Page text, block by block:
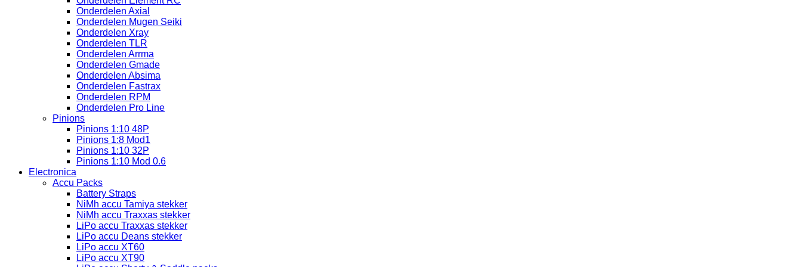
Onderdelen Axial
Onderdelen Mugen Seiki
Onderdelen Xray
Onderdelen TLR
Onderdelen Arrma
Onderdelen Gmade
Onderdelen Absima
Onderdelen Fastrax
Onderdelen RPM
Onderdelen Pro Line
Pinions
Pinions 1:10 48P
Pinions 1:8 Mod1
Pinions 1:10 32P
Pinions 1:10 Mod 0.6
Electronica
Accu Packs
Battery Straps
NiMh accu Tamiya stekker
NiMh accu Traxxas stekker
LiPo accu Traxxas stekker
LiPo accu Deans stekker
LiPo accu XT60
LiPo accu XT90